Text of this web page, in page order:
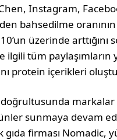
Instagram,
bahsedilme
üzerinde arttığını
ilgili tüm paylaşımların
protein içerikleri
markalar
sunmaya devam
firması Nomadic,